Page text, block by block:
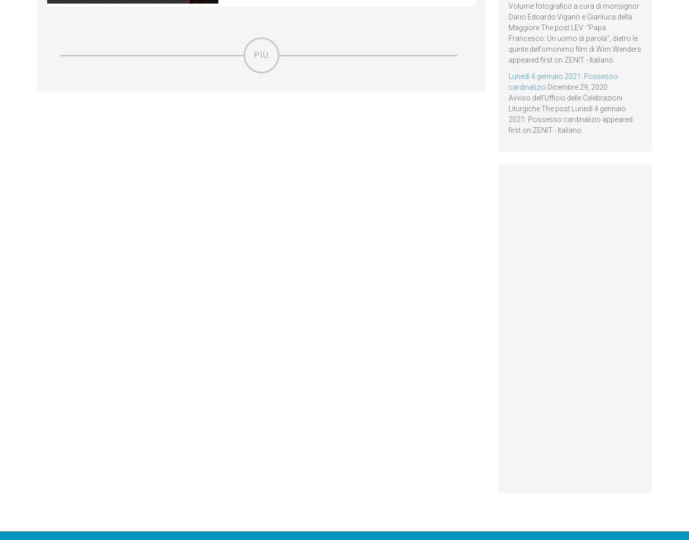
PIÙ
Volume fotografico a cura di monsignor
Dario Edoardo Viganò e Gianluca della
Maggiore The post LEV: “Papa
Francesco. Un uomo di parola”, dietro le
quinte dell’omonimo film di Wim Wenders
appeared first on ZENIT - Italiano.
Lunedì 4 gennaio 2021: Possesso
cardinalizio Dicembre 29, 2020
Avviso dell’Ufficio delle Celebrazioni
Liturgiche The post Lunedì 4 gennaio
2021: Possesso cardinalizio appeared
first on ZENIT - Italiano.